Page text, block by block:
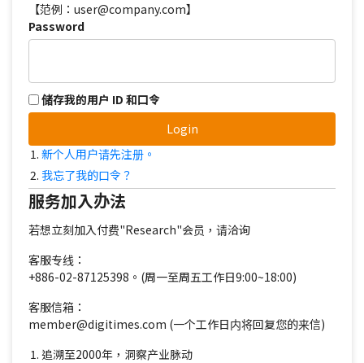
【范例：user@company.com】
Password
储存我的用户 ID 和口令
Login
新个人用户请先注册。
我忘了我的口令？
服务加入办法
若想立刻加入付费"Research"会员，请洽询
客服专线：
+886-02-87125398。(周一至周五工作日9:00~18:00)
客服信箱：
member@digitimes.com (一个工作日内将回复您的来信)
追溯至2000年，洞察产业脉动